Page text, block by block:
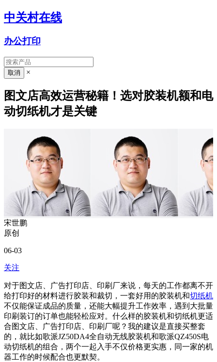
中关村在线
办公打印
×
图文店高效运营秘籍！选对胶装机额和电
动切纸机才是关键
宋世鹏
原创
06-03
关注
对于图文店、广告打印店、印刷厂来说，每天的工作都离不开
给打印好的材料进行胶装和裁切，一套好用的胶装机和切纸机
不仅能保证成品的质量，还能大幅提升工作效率，遇到大批量
印刷装订的订单也能轻松应对。什么样的胶装机和切纸机更适
合图文店、广告打印店、印刷厂呢？我的建议是直接买整套
的，就比如歌派JZ50DA4全自动无线胶装机和歌派QZ450S电
动切纸机的组合，两个一起入手不仅价格更实惠，同一家的机
器工作的时候配合也更默契。